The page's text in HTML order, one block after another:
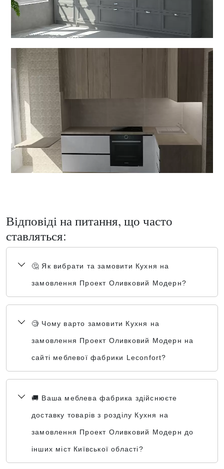
Відповіді на питання, що часто
ставляться:
🤔 Як вибрати та замовити Кухня на
замовлення Проект Оливковий Модерн?
🧐 Чому варто замовити Кухня на
замовлення Проект Оливковий Модерн на
сайті меблевої фабрики Leconfort?
🚚 Ваша меблева фабрика здійснюєте
доставку товарів з розділу Кухня на
замовлення Проект Оливковий Модерн до
інших міст Київської області?